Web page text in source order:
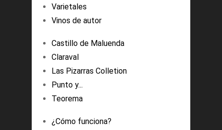
Varietales
Vinos de autor
Castillo de Maluenda
Claraval
Las Pizarras Colletion
Punto y...
Teorema
¿Cómo funciona?